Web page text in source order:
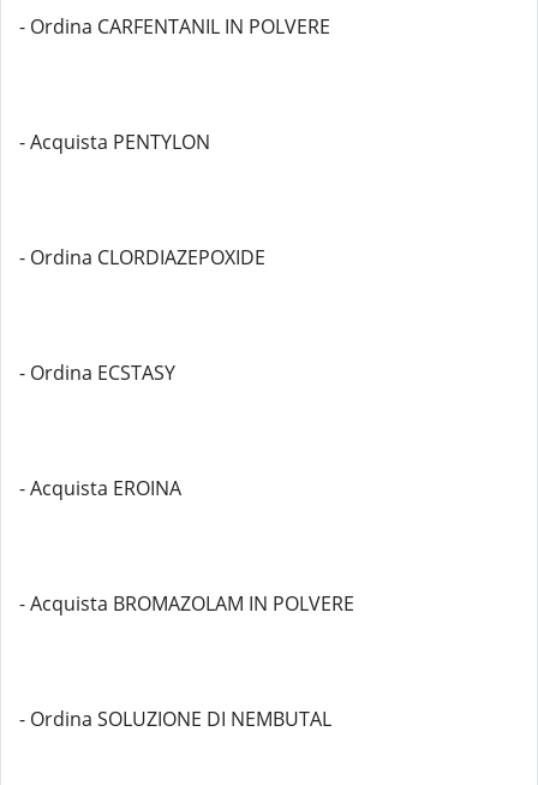
- Ordina CARFENTANIL IN POLVERE
- Acquista PENTYLON
- Ordina CLORDIAZEPOXIDE
- Ordina ECSTASY
- Acquista EROINA
- Acquista BROMAZOLAM IN POLVERE
- Ordina SOLUZIONE DI NEMBUTAL